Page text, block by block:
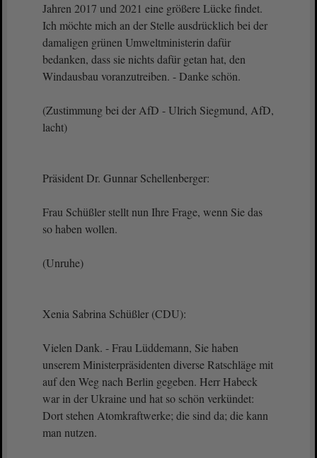
Jahren 2017 und 2021 eine größere Lücke findet.
Ich möchte mich an der Stelle ausdrücklich bei der
damaligen grünen Umweltministerin dafür
bedanken, dass sie nichts dafür getan hat, den
Windausbau voranzutreiben. - Danke schön.
(Zustimmung bei der AfD - Ulrich Siegmund, AfD,
lacht)
Präsident Dr. Gunnar Schellenberger:
Frau Schüßler stellt nun Ihre Frage, wenn Sie das
so haben wollen.
(Unruhe)
Xenia Sabrina Schüßler (CDU):
Vielen Dank. - Frau Lüddemann, Sie haben
unserem Ministerpräsidenten diverse Ratschläge mit
auf den Weg nach Berlin gegeben. Herr Habeck
war in der Ukraine und hat so schön verkündet:
Dort stehen Atomkraftwerke; die sind da; die kann
man nutzen.